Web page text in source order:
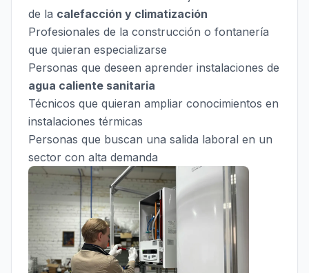
de la calefacción y climatización
Profesionales de la construcción o fontanería
que quieran especializarse
Personas que deseen aprender instalaciones de
agua caliente sanitaria
Técnicos que quieran ampliar conocimientos en
instalaciones térmicas
Personas que buscan una salida laboral en un
sector con alta demanda